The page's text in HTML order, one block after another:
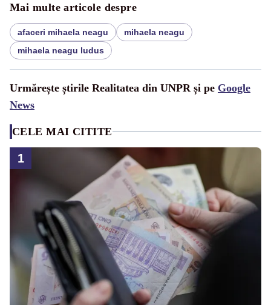
Mai multe articole despre
afaceri mihaela neagu
mihaela neagu
mihaela neagu ludus
Urmărește știrile Realitatea din UNPR și pe Google
News
CELE MAI CITITE
1